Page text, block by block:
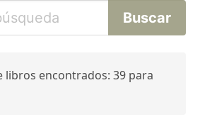
libros encontrados: 39 para